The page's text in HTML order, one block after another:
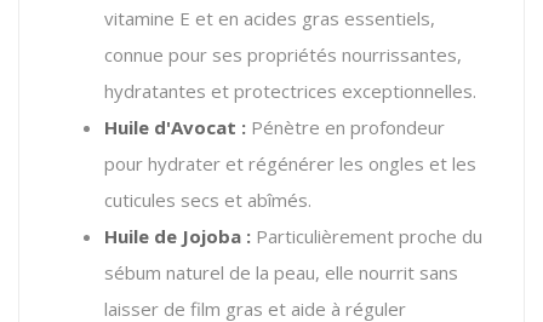
vitamine E et en acides gras essentiels,
connue pour ses propriétés nourrissantes,
hydratantes et protectrices exceptionnelles.
Huile d'Avocat : Pénètre en profondeur
pour hydrater et régénérer les ongles et les
cuticules secs et abîmés.
Huile de Jojoba : Particulièrement proche du
sébum naturel de la peau, elle nourrit sans
laisser de film gras et aide à réguler